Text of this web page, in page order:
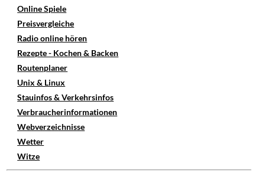
Online Spiele
Preisvergleiche
Radio online hören
Rezepte - Kochen & Backen
Routenplaner
Unix & Linux
Stauinfos & Verkehrsinfos
Verbraucherinformationen
Webverzeichnisse
Wetter
Witze